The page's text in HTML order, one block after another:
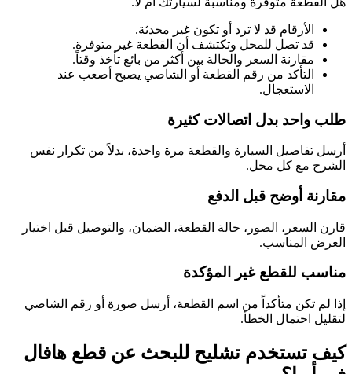
الأرقام قد لا ترد أو تكون غير محدثة.
قد تصل للمحل وتكتشف أن القطعة غير متوفرة.
مقارنة السعر والحالة بين أكثر من بائع تأخذ وقتاً.
التأكد من رقم القطعة أو الشاصي يصبح أصعب عند
الاستعجال.
طلب واحد بدل اتصالات كثيرة
أرسل تفاصيل السيارة والقطعة مرة واحدة، بدلاً من تكرار نفس
الشرح مع كل محل.
مقارنة أوضح قبل الدفع
قارن السعر، الصور، حالة القطعة، الضمان، والتوصيل قبل اختيار
العرض المناسب.
مناسب للقطع غير المؤكدة
إذا لم تكن متأكداً من اسم القطعة، أرسل صورة أو رقم الشاصي
لتقليل احتمال الخطأ.
كيف تستخدم تشليح للبحث عن قطع هافال